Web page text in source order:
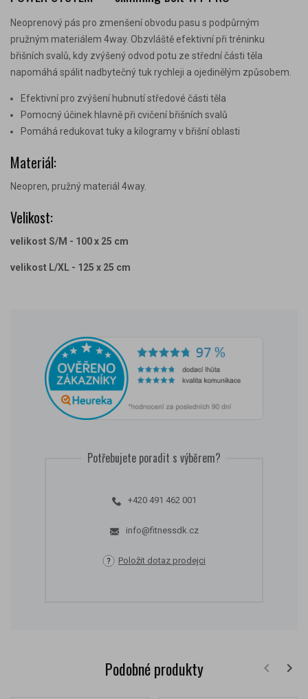
Neoprenový pás pro zmenšení obvodu pasu s podpůrným
pružným materiálem 4way. Obzvláště efektivní při tréninku
břišních svalů, kdy zvýšený odvod potu ze střední části těla
napomáhá spálit nadbytečný tuk rychleji a ojedinělým způsobem.
Efektivní pro zvýšení hubnutí středové části těla
Pomocný účinek hlavně při cvičení břišních svalů
Pomáhá redukovat tuky a kilogramy v břišní oblasti
Materiál:
Neopren, pružný materiál 4way.
Velikost:
velikost S/M - 100 x 25 cm
velikost L/XL - 125 x 25 cm
Potřebujete poradit s výběrem?
+420 491 462 001
info@fitnessdk.cz
Položit dotaz prodejci
Podobné produkty